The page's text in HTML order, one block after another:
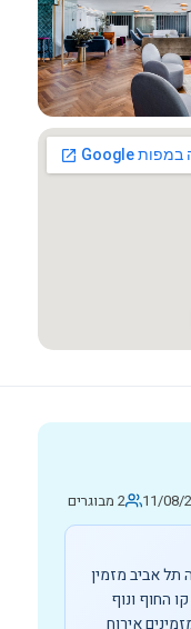
2 מבוגרים
תל אביב מזמין
החוף ונוף
ב-20% הנחה! למזמינים אירוח